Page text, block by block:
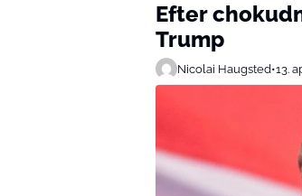
Efter
Trump
Nicolai Haugsted•13.